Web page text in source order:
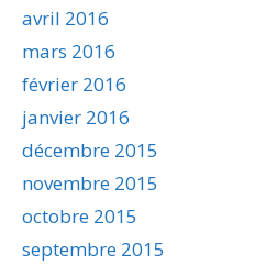
avril 2016
mars 2016
février 2016
janvier 2016
décembre 2015
novembre 2015
octobre 2015
septembre 2015